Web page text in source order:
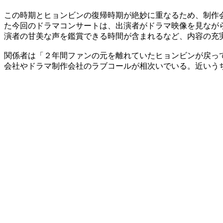
この時期とヒョンビンの復帰時期が絶妙に重なるため、制
た今回のドラマコンサートは、出演者がドラマ映像を見な
演者の甘美な声を鑑賞できる時間が含まれるなど、内容の
関係者は「２年間ファンの元を離れていたヒョンビンが戻
会社やドラマ制作会社のラブコールが相次いでいる。近い